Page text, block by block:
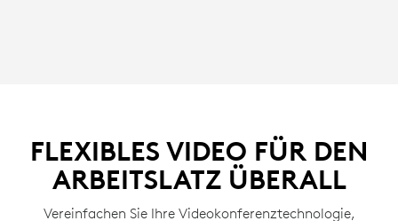
FLEXIBLES VIDEO FÜR DEN
ARBEITSLATZ ÜBERALL
Vereinfachen Sie Ihre Videokonferenztechnologie,